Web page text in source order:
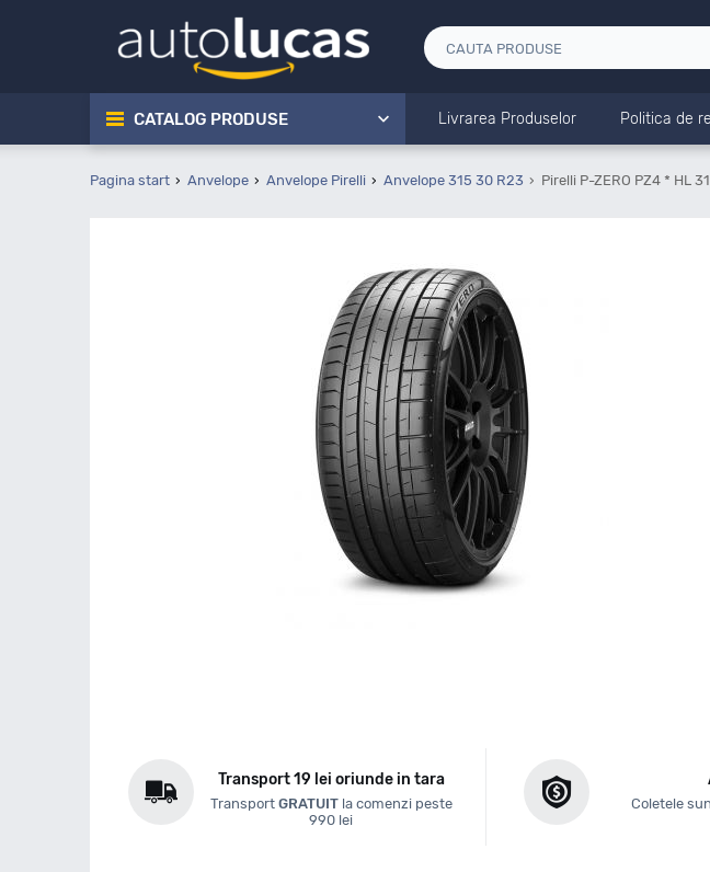
CATALOG PRODUSE Livrarea Produselor Politica de
Pagina start Anvelope Anvelope Pirelli Anvelope 315 30 R23 Pirelli P-ZERO PZ4 * HL
Transport 19 lei oriunde in tara
Transport GRATUITla comenzi peste
990 lei
Coletele